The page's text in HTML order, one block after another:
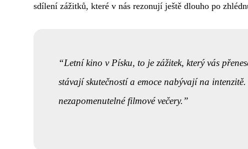
sdílení zážitků, které v nás rezonují ještě dlouho po
Letní kino v Písku, to je zážitek, který vás
stávají skutečností a emoce nabývají na
nezapomenutelné filmové večery.